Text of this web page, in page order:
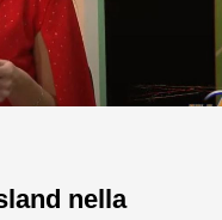
nella